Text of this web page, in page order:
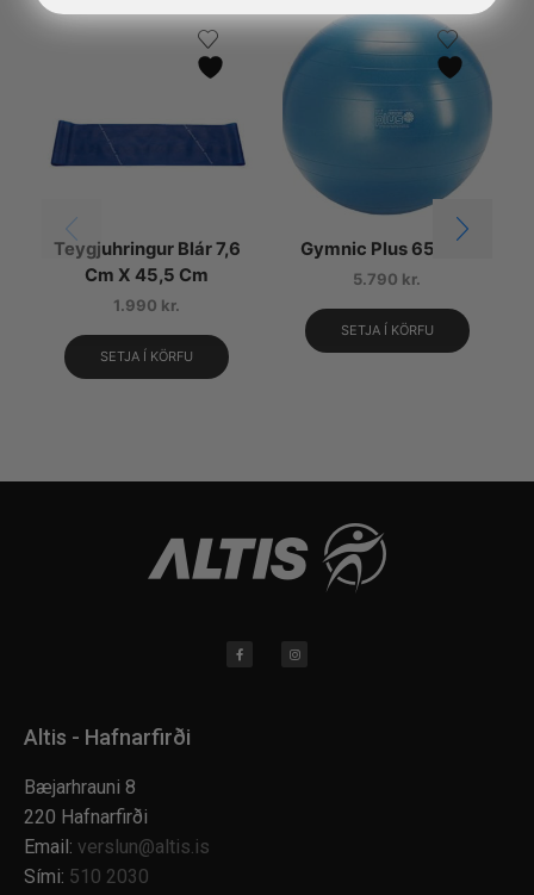
Teygjuhringur Blár 7,6
Cm X 45,5 Cm
1.990 kr.
SETJA Í KÖRFU
Gymnic Plus 65 Blár
5.790 kr.
SETJA Í KÖRFU
Altis - Hafnarfirði
Bæjarhrauni 8
220 Hafnarfirði
Email: verslun@altis.is
Sími: 510 2030